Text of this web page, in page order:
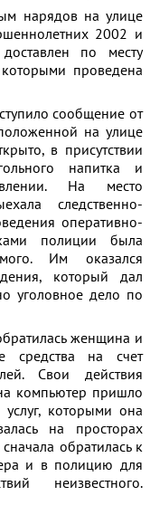
нарядов на улице
2002 и
по месту
проведена
сообщение от
на улице
в присутствии
напитка и
На место
следственно-
оперативно-
полиции была
Им оказался
который дал
уголовное дело по
женщина и
средства на счет
Свои действия
компьютер пришло
которыми она
на просторах
обратилась к
и в полицию для
неизвестного.